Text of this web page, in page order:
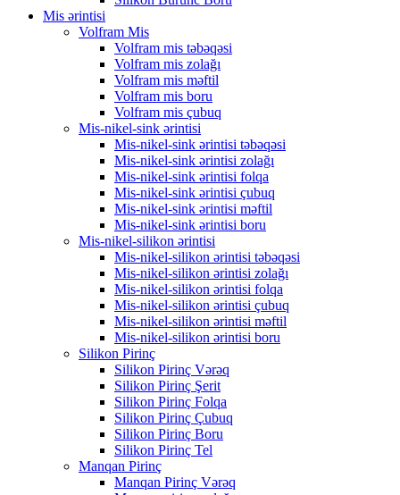
Mis ərintisi
Volfram Mis
Volfram mis təbəqəsi
Volfram mis zolağı
Volfram mis məftil
Volfram mis boru
Volfram mis çubuq
Mis-nikel-sink ərintisi
Mis-nikel-sink ərintisi təbəqəsi
Mis-nikel-sink ərintisi zolağı
Mis-nikel-sink ərintisi folqa
Mis-nikel-sink ərintisi çubuq
Mis-nikel-sink ərintisi məftil
Mis-nikel-sink ərintisi boru
Mis-nikel-silikon ərintisi
Mis-nikel-silikon ərintisi təbəqəsi
Mis-nikel-silikon ərintisi zolağı
Mis-nikel-silikon ərintisi folqa
Mis-nikel-silikon ərintisi çubuq
Mis-nikel-silikon ərintisi məftil
Mis-nikel-silikon ərintisi boru
Silikon Pirinç
Silikon Pirinç Vərəq
Silikon Pirinç Şerit
Silikon Pirinç Folqa
Silikon Pirinç Çubuq
Silikon Pirinç Boru
Silikon Pirinç Tel
Manqan Pirinç
Manqan Pirinç Vərəq